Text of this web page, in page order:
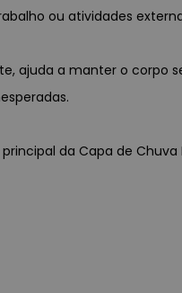
ou atividades
ajuda a manter o corpo
da Capa de